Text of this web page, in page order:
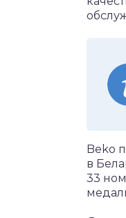
Beko
в
33